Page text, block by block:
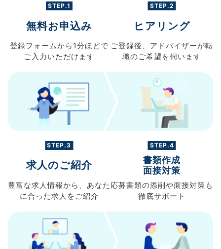
STEP.1
無料お申込み
登録フォームから 1分ほどで
ご入力 いただけます
STEP.2
ヒアリング
ご登録後、 アドバイザーが転
職のご希望を伺います
STEP.3
求人のご紹介
豊富な求人情報から、 あなた
に合った求人を ご紹介
STEP.4
書類作成
面接対策
応募書類の添削や面接対策も
徹底サポート